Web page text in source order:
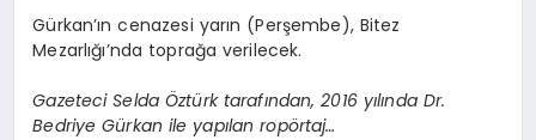
Gürkan’ın cenazesi yarın (Perşembe), Bitez
Mezarlığı’nda toprağa verilecek.
Gazeteci Selda Öztürk tarafından, 2016 yılında Dr.
Bedriye Gürkan ile yapılan ropörtaj…